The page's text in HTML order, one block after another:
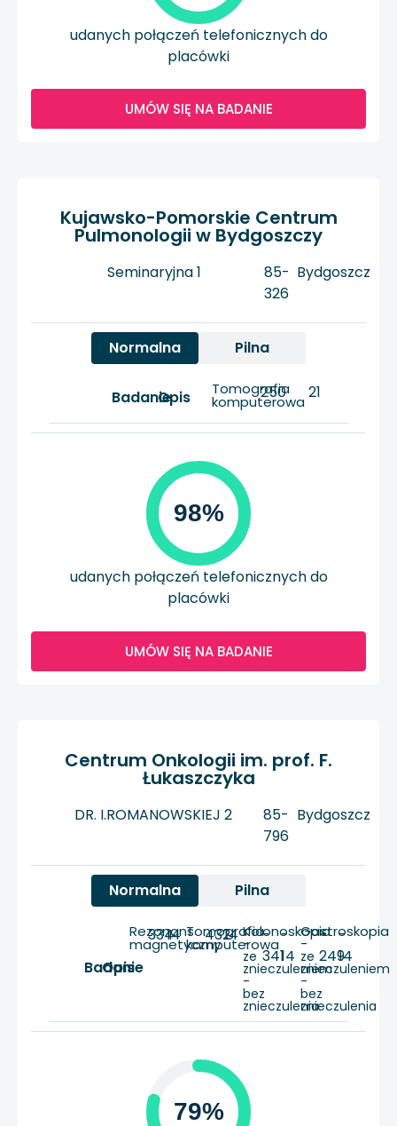
udanych połączeń telefonicznych do
placówki
UMÓW SIĘ NA BADANIE
Kujawsko-Pomorskie Centrum
Pulmonologii w Bydgoszczy
Seminaryjna 1
85-
326
Bydgoszcz
Normalna Pilna
BadanieOpis Tomografia
komputerowa
250 21
98%
udanych połączeń telefonicznych do
placówki
UMÓW SIĘ NA BADANIE
Centrum Onkologii im. prof. F.
Łukaszczyka
DR. I.ROMANOWSKIEJ 2
85-
796
Bydgoszcz
Normalna Pilna
Badanie
Opis
Rezonans
magnetyczny
33414 Tomografia
komputerowa
43214 Kolonoskopia
-
ze
znieczuleniem
-
bez
znieczulenia
-
341
-
14
Gastroskopia
-
ze
znieczuleniem
-
bez
znieczulenia
-
249
-
14
79%